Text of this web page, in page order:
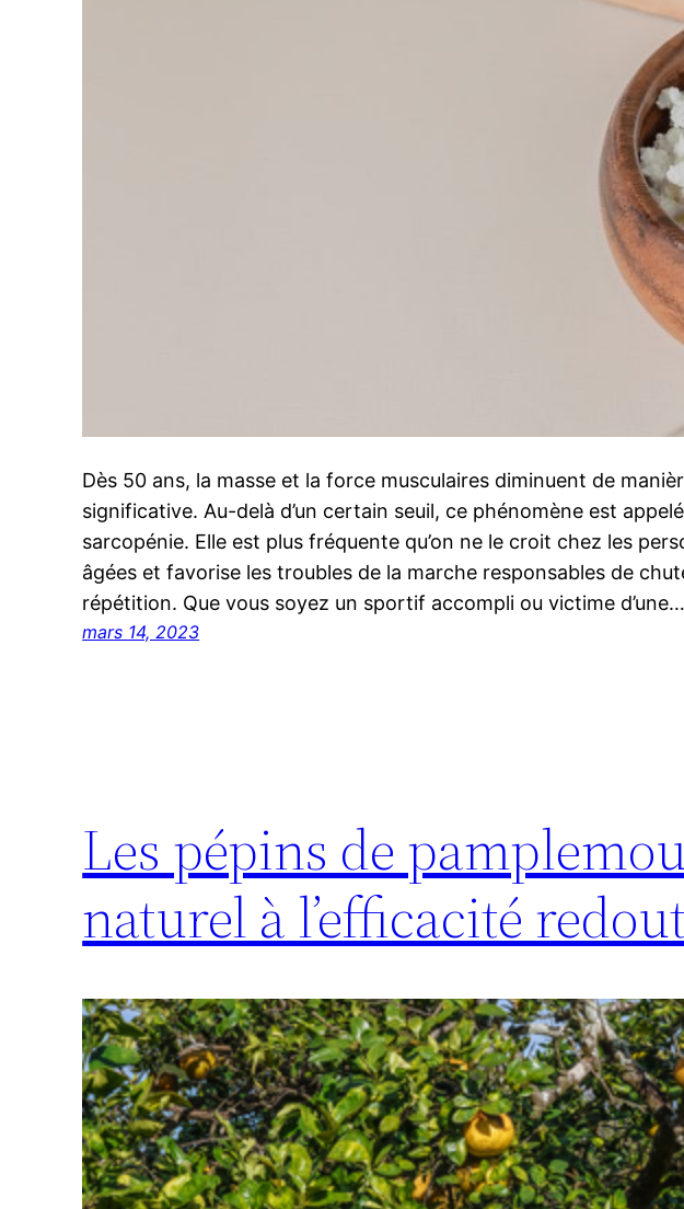
Dès 50 ans, la masse et la force musculaires diminuent de
significative. Au-delà d’un certain seuil, ce phénomène est appelé
sarcopénie. Elle est plus fréquente qu’on ne le croit chez les
âgées et favorise les troubles de la marche responsables de
répétition. Que vous soyez un sportif accompli ou victime d’une…
mars 14, 2023
Les pépins de
naturel à l’efficacité